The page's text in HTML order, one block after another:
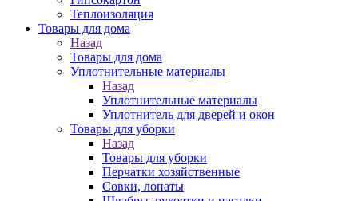
Теплоизоляция
Товары для дома
Назад
Товары для дома
Уплотнительные материалы
Назад
Уплотнительные материалы
Уплотнитель для дверей и окон
Товары для уборки
Назад
Товары для уборки
Перчатки хозяйственные
Совки, лопаты